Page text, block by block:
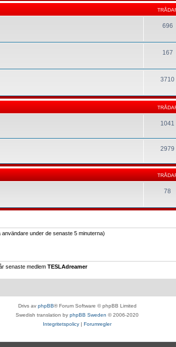
696
167
3710
1041
2979
78
under de senaste 5 minuterna)
senaste medlem TESLAdreamer
Drivs av phpBB® Forum Software © phpBB Limited
Swedish translation by phpBB Sweden © 2006-2020
Integritetspolicy | Forumregler